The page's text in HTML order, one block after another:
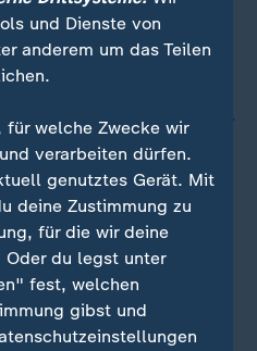
und Dienste von
anderem um das Teilen
für welche Zwecke wir
verarbeiten dürfen.
genutztes Gerät. Mit
deine Zustimmung zu
für die wir deine
du legst unter
fest, welchen
gibst und